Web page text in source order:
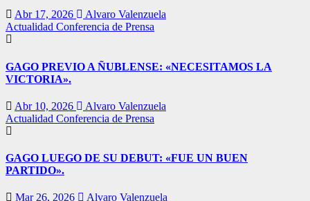
Abr 17, 2026
Alvaro Valenzuela
Actualidad Conferencia de Prensa
GAGO PREVIO A ÑUBLENSE: «NECESITAMOS LA
VICTORIA».
Abr 10, 2026
Alvaro Valenzuela
Actualidad Conferencia de Prensa
GAGO LUEGO DE SU DEBUT: «FUE UN BUEN
PARTIDO».
Mar 26, 2026 Alvaro Valenzuela